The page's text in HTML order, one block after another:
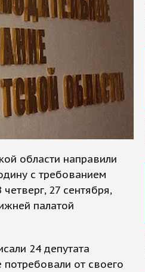
области направили
с требованием
27 сентября,
палатой
24 депутата
от своего